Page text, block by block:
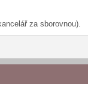
za sborovnou).